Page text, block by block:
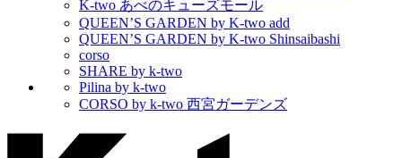
K-two あべのキューズモール
QUEEN’S GARDEN by K-two add
QUEEN’S GARDEN by K-two Shinsaibashi
corso
SHARE by k-two
Pilina by k-two
CORSO by k-two 西宮ガーデンズ